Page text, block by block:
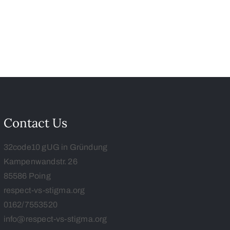
Contact Us
32code10 gUG in Gründung
Kampenwandstr. 26
85586 Poing
respect-vs-stigma.org
0162/7553520
info@respect-vs-stigma.org